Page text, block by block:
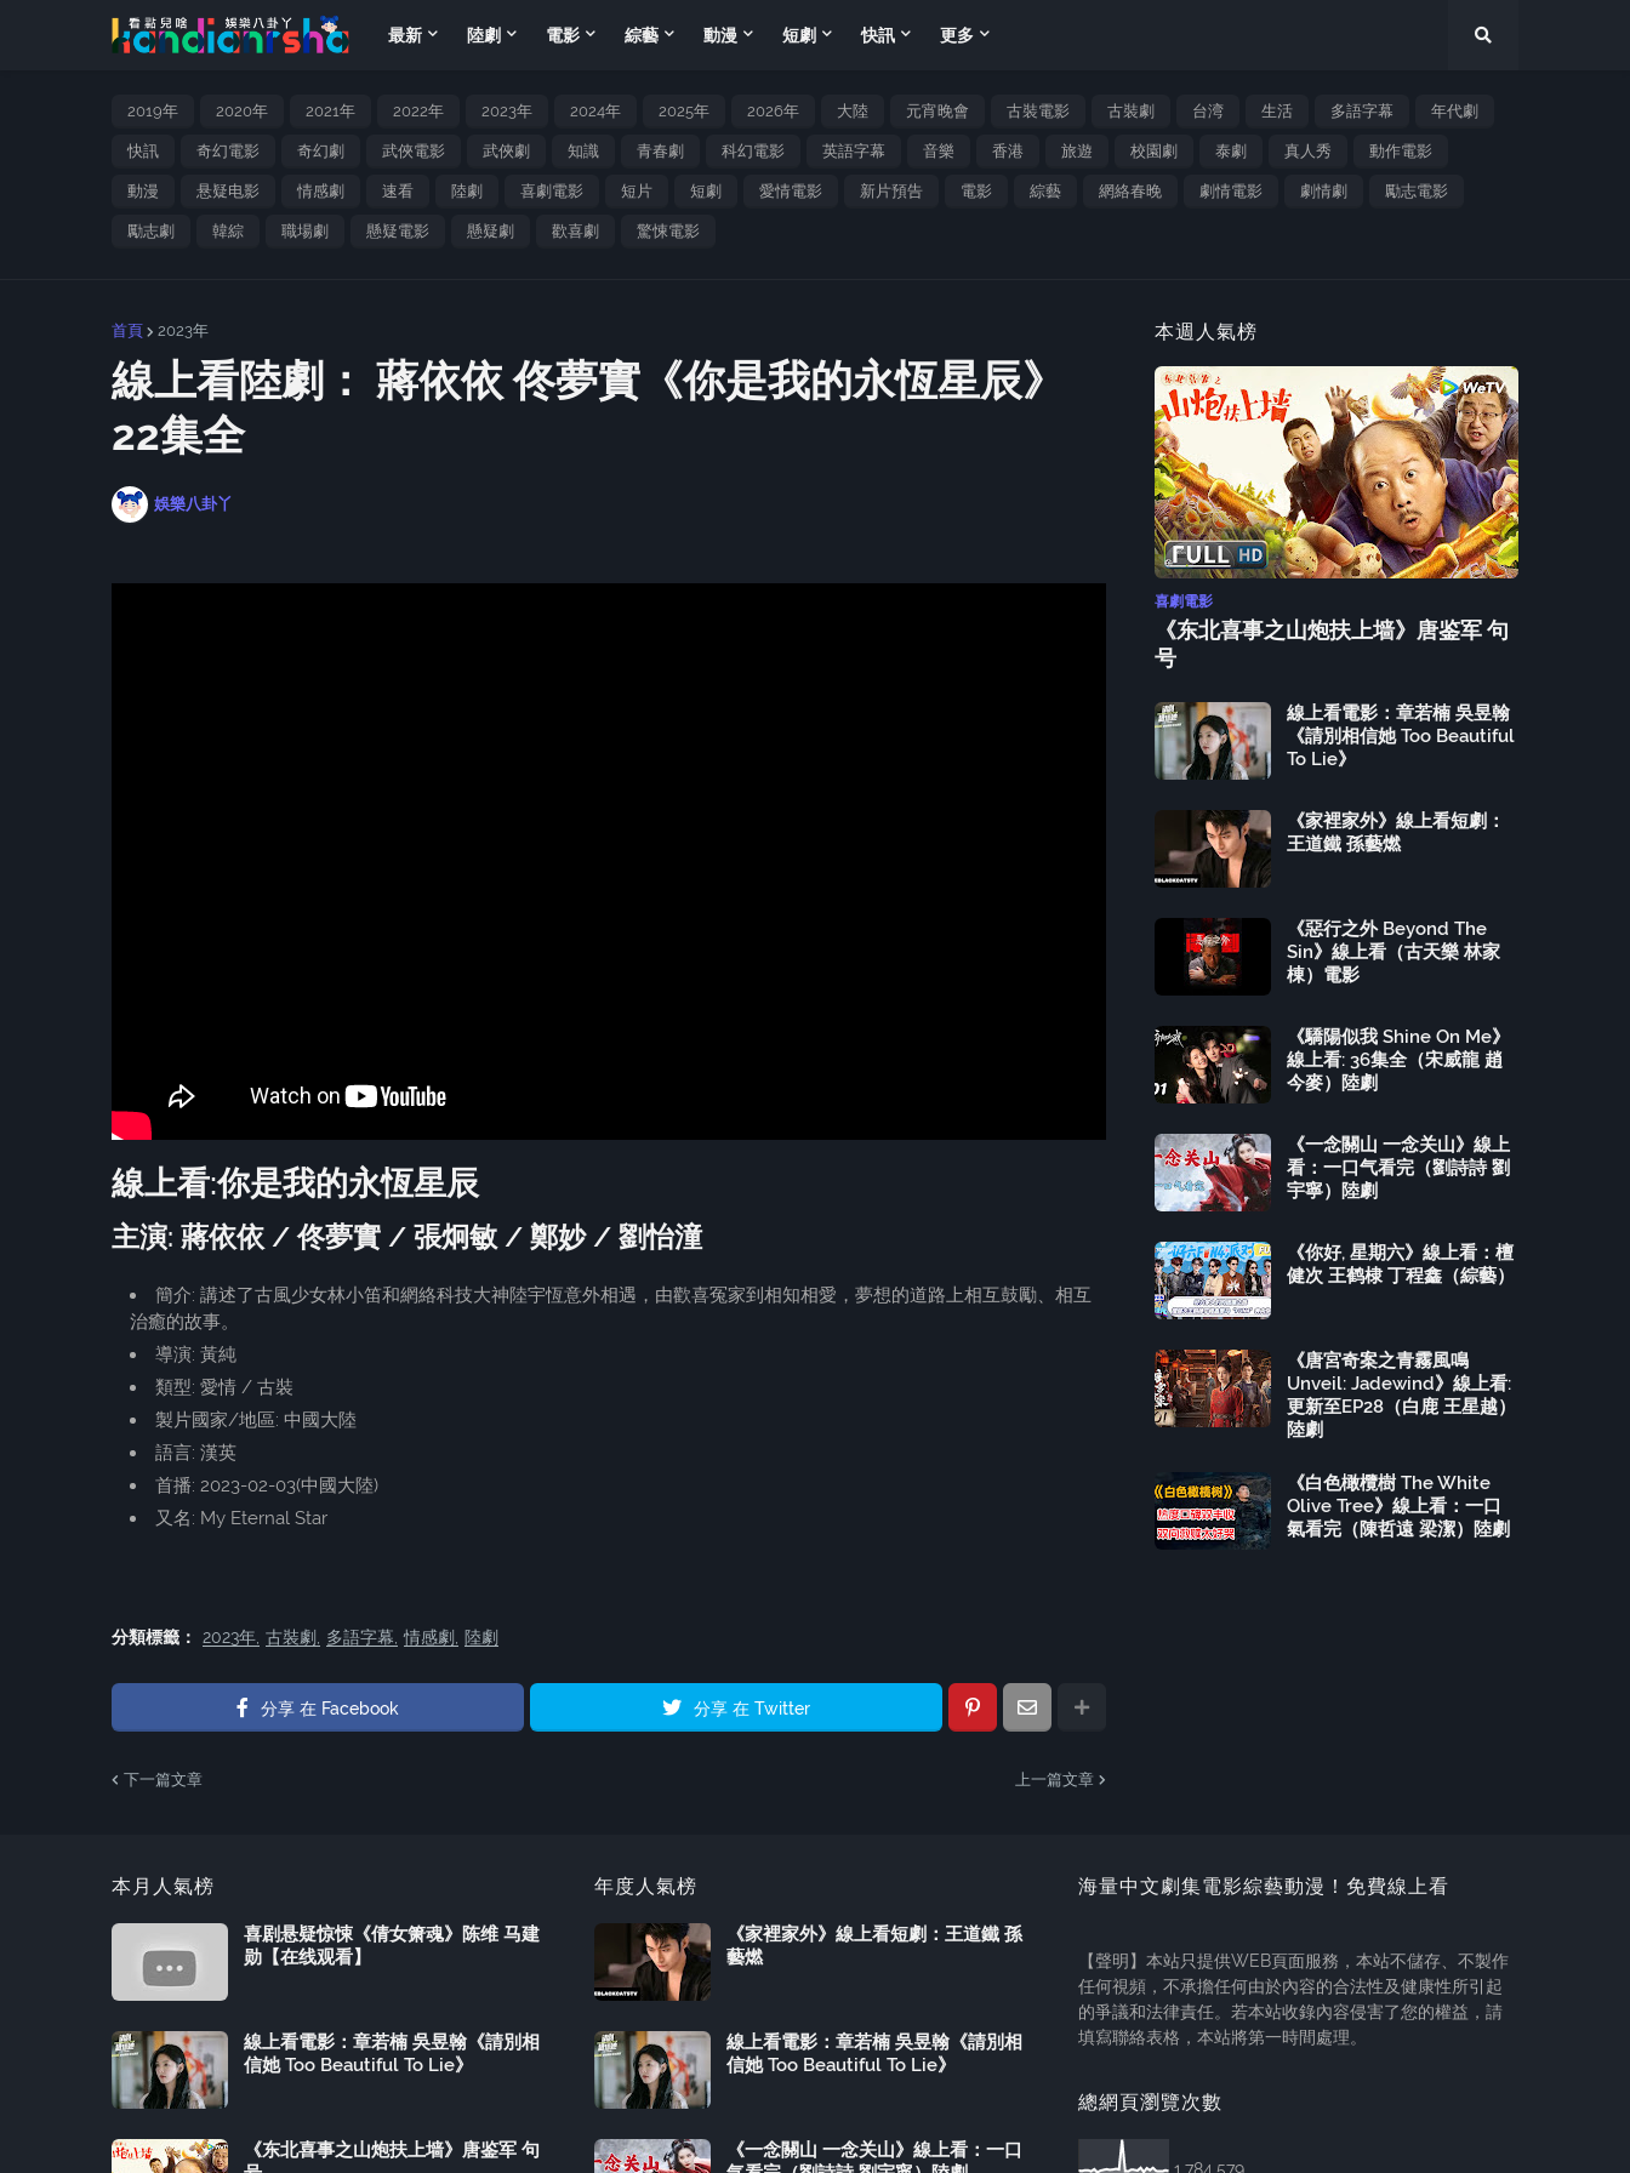
最新 陸劇 電影 綜藝 動漫 短劇 快訊 更多
2019年 2020年 2021年 2022年 2023年 2024年 2025年 2026年 大陸 元宵晚會 古裝電影 古裝劇 台湾 生活 多語字幕 年代劇
快訊 奇幻電影 奇幻劇 武俠電影 武俠劇 知識 青春劇 科幻電影 英語字幕 音樂 香港 旅遊 校園劇 泰劇 真人秀 動作電影
動漫 悬疑电影 情感劇 速看 陸劇 喜劇電影 短片 短劇 愛情電影 新片預告 電影 綜藝 網絡春晚 劇情電影 劇情劇 勵志電影
勵志劇 韓綜 職場劇 懸疑電影 懸疑劇 歡喜劇 驚悚電影
首頁 2023年
線上看陸劇： 蔣依依 佟夢實《你是我的永恆星辰》
22集全
娛樂八卦丫
線上看:你是我的永恆星辰
主演: 蔣依依 / 佟夢實 / 張炯敏 / 鄭妙 / 劉怡潼
簡介: 講述了古風少女林小笛和網絡科技大神陸宇恆意外相遇，由歡喜冤家到相知相愛，夢想的道路上相互鼓勵、相互
治癒的故事。
導演: 黃純
類型: 愛情 / 古裝
製片國家/地區: 中國大陸
語言: 漢英
首播: 2023-02-03(中國大陸)
又名: My Eternal Star
分類標籤： 2023年 古裝劇 多語字幕 情感劇 陸劇
分享 在 Facebook 分享 在 Twitter
下一篇文章 上一篇文章
本週人氣榜
喜劇電影
《东北喜事之山炮扶上墙》唐鉴军 句
号
線上看電影：章若楠 吳昱翰
《請別相信她 Too Beautiful
To Lie》
《家裡家外》線上看短劇：
王道鐵 孫藝燃
《惡行之外 Beyond The
Sin》線上看（古天樂 林家
棟）電影
《驕陽似我 Shine On Me》
線上看: 36集全（宋威龍 趙
今麥）陸劇
《一念關山 一念关山》線上
看：一口气看完（劉詩詩 劉
宇寧）陸劇
《你好, 星期六》線上看：檀
健次 王鹤棣 丁程鑫（綜藝）
《唐宮奇案之青霧風鳴
Unveil: Jadewind》線上看:
更新至EP28（白鹿 王星越）
陸劇
《白色橄欖樹 The White
Olive Tree》線上看：一口
氣看完（陳哲遠 梁潔）陸劇
本月人氣榜
喜剧悬疑惊悚《倩女箫魂》陈维 马建
勋【在线观看】
線上看電影：章若楠 吳昱翰《請別相
信她 Too Beautiful To Lie》
《东北喜事之山炮扶上墙》唐鉴军 句
年度人氣榜
《家裡家外》線上看短劇：王道鐵 孫
藝燃
線上看電影：章若楠 吳昱翰《請別相
信她 Too Beautiful To Lie》
《一念關山 一念关山》線上看：一口
海量中文劇集電影綜藝動漫！免費線上看
【聲明】本站只提供WEB頁面服務，本站不儲存、不製作
任何視頻，不承擔任何由於內容的合法性及健康性所引起
的爭議和法律責任。若本站收錄內容侵害了您的權益，請
填寫聯絡表格，本站將第一時間處理。
總網頁瀏覽次數